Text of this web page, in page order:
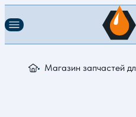
Магазин запчастей